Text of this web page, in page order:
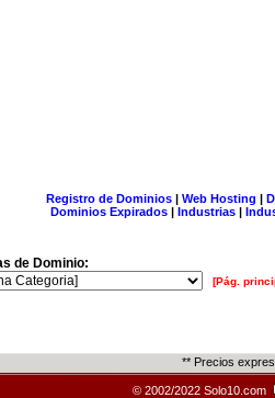
Registro de Dominios| Web Hosting |
Dominios Expirados | Industrias |
de Dominio:
[Pág.
** Precios
© 2002/2022 Solo10.com